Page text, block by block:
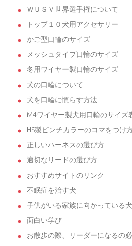
ＷＵＳＶ世界選手権について
トップ１０犬用アクセサリー
かご型口輪のサイズ
メッシュタイプ口輪のサイズ
冬用ワイヤー製口輪のサイズ
犬の口輪について
犬を口輪に慣らす方法
M4ワイヤー製犬用口輪のサイズ
HS製ピンチカラーのコマをつけ
正しいハーネスの選び方
適切なリードの選び方
おすすめサイトのリンク
不眠症を治す犬
子供がいる家族に向かっている
面白い学び
お散歩の際、リーダーになるの